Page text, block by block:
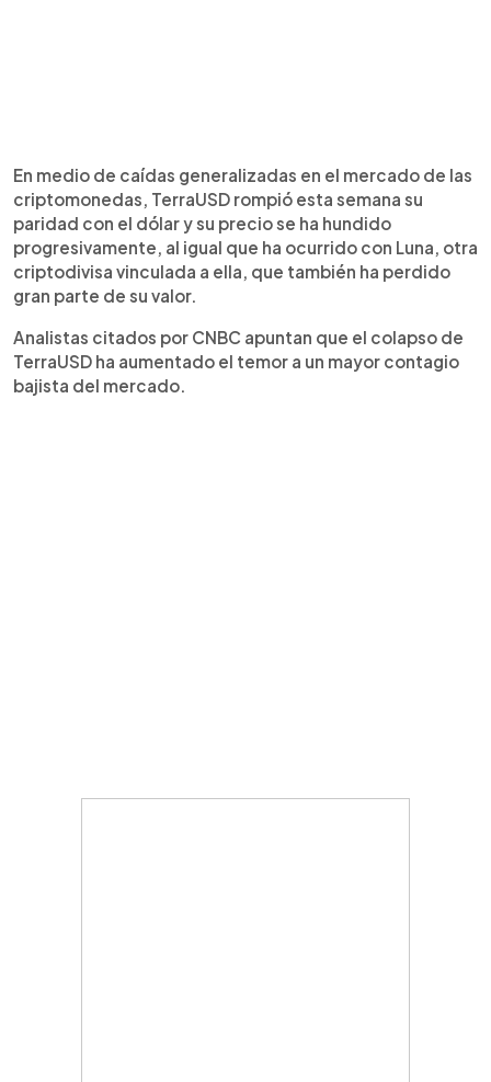
En medio de caídas generalizadas en el mercado de las
criptomonedas, TerraUSD rompió esta semana su
paridad con el dólar y su precio se ha hundido
progresivamente, al igual que ha ocurrido con Luna, otra
criptodivisa vinculada a ella, que también ha perdido
gran parte de su valor.
Analistas citados por CNBC apuntan que el colapso de
TerraUSD ha aumentado el temor a un mayor contagio
bajista del mercado.